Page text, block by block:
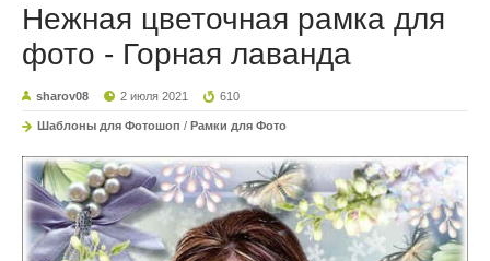
Нежная цветочная рамка для
фото - Горная лаванда
sharov08 2 июля 2021 610
Шаблоны для Фотошоп / Рамки для Фото